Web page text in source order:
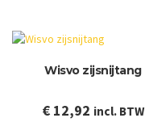
Wisvo zijsnijtang
€12,92 incl. BTW